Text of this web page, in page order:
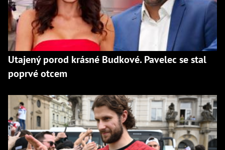
Utajený porod krásné Budkové. Pavelec se stal
poprvé otcem